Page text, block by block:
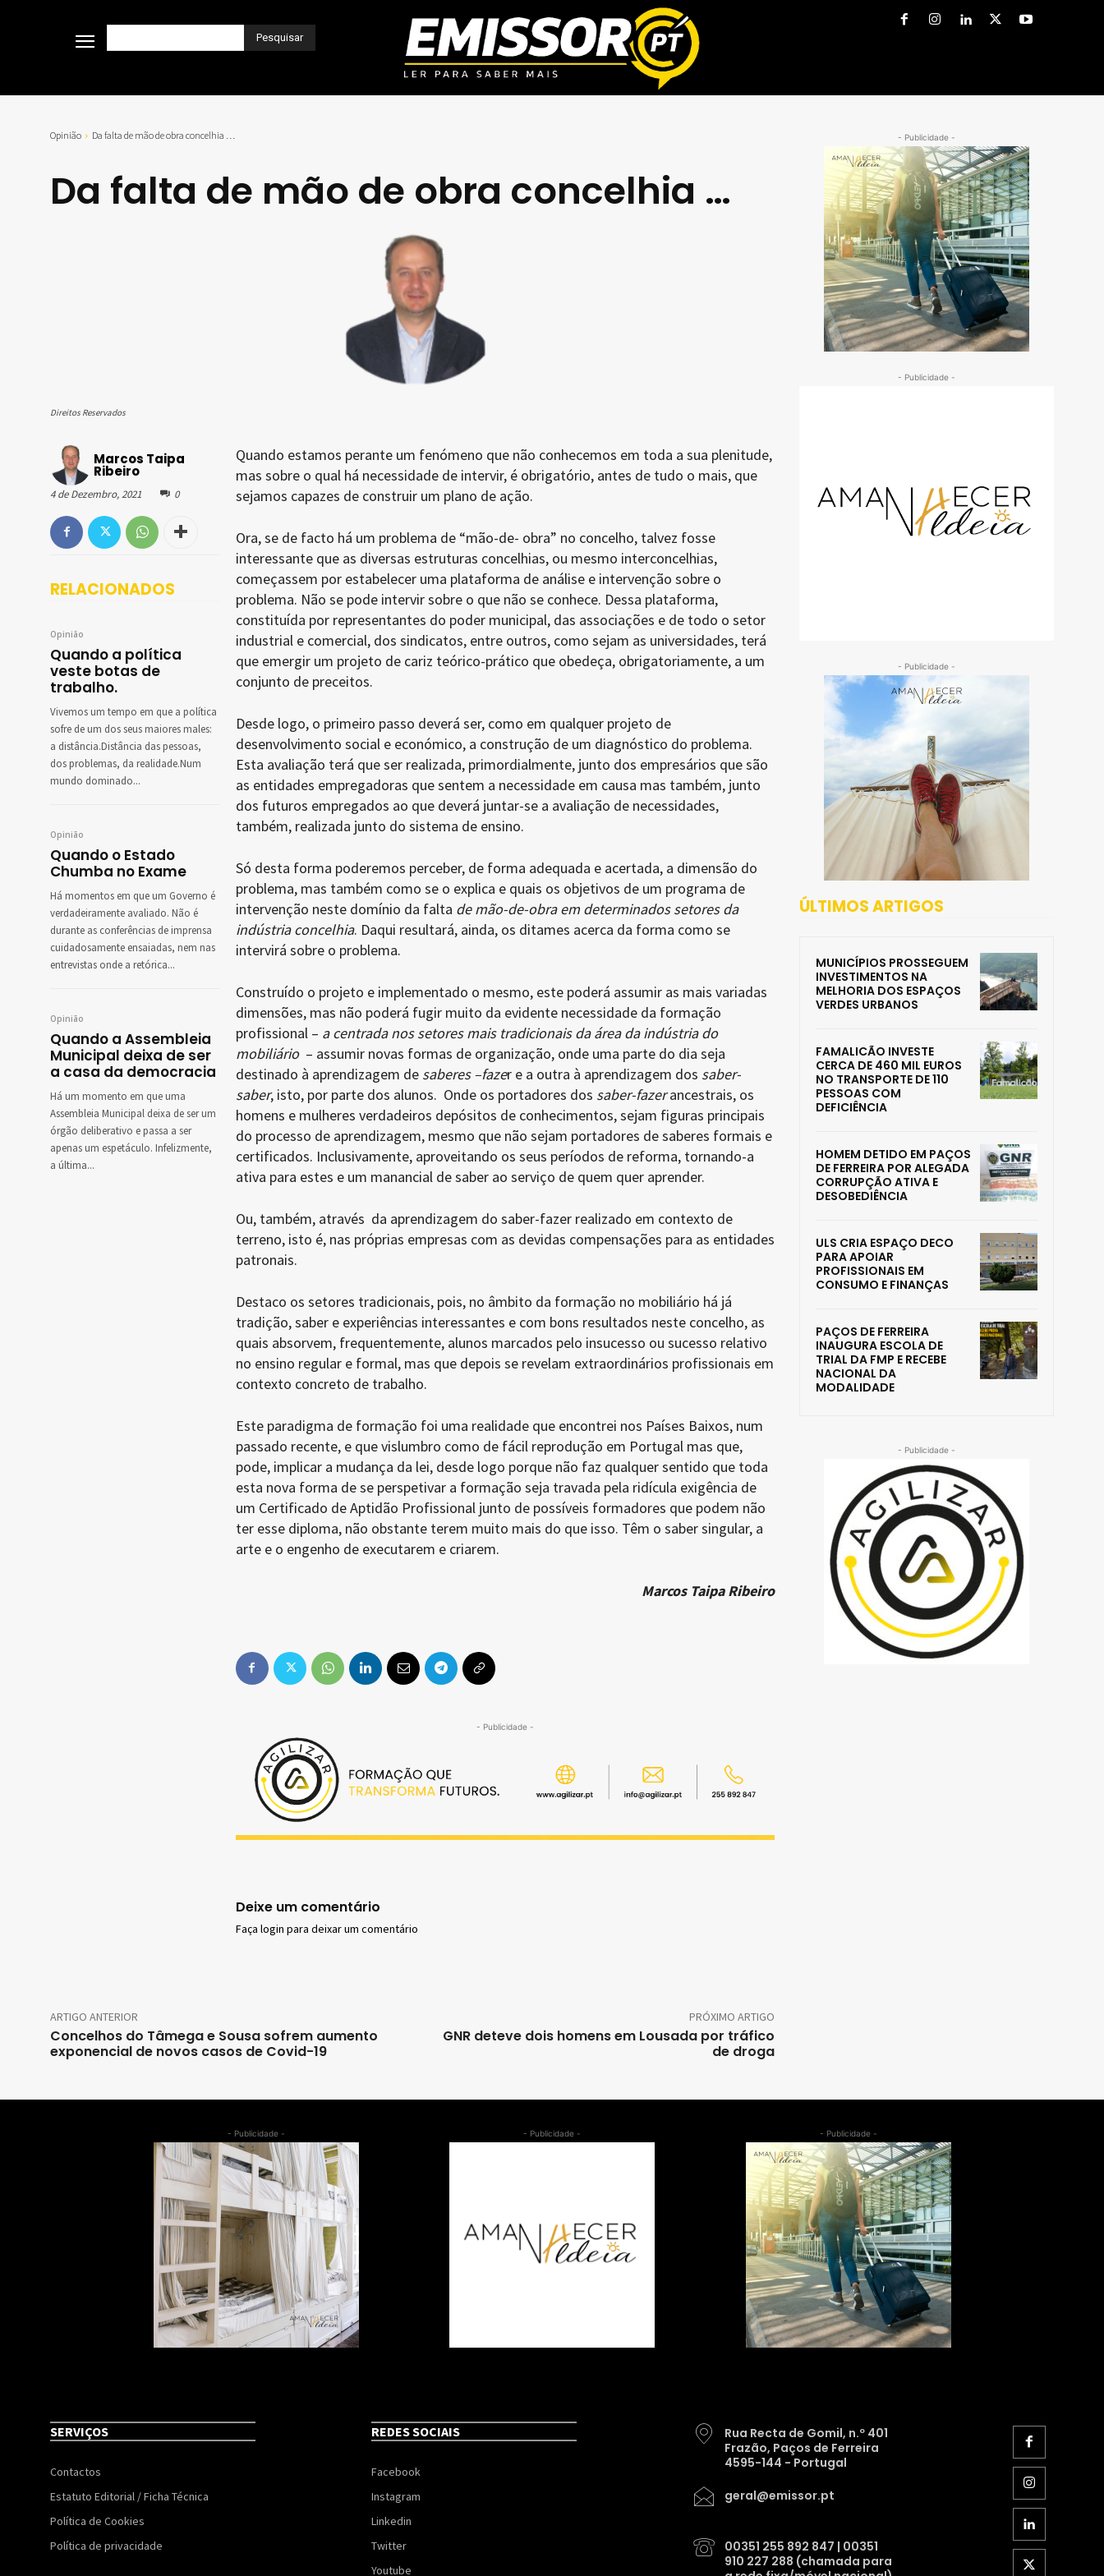
Pesquisar
Opinião Da falta de mão de obra concelhia …
Da falta de mão de obra concelhia …
Direitos Reservados
Marcos Taipa
Ribeiro
4 de Dezembro, 2021 0
RELACIONADOS
Opinião
Quando a política
veste botas de
trabalho.
Vivemos um tempo em que a política
sofre de um dos seus maiores males:
a distância.Distância das pessoas,
dos problemas, da realidade.Num
mundo dominado...
Opinião
Quando o Estado
Chumba no Exame
Há momentos em que um Governo é
verdadeiramente avaliado. Não é
durante as conferências de imprensa
cuidadosamente ensaiadas, nem nas
entrevistas onde a retórica...
Opinião
Quando a Assembleia
Municipal deixa de ser
a casa da democracia
Há um momento em que uma
Assembleia Municipal deixa de ser um
órgão deliberativo e passa a ser
apenas um espetáculo. Infelizmente,
a última...
Quando estamos perante um fenómeno que não conhecemos em toda a sua plenitude,
mas sobre o qual há necessidade de intervir, é obrigatório, antes de tudo o mais, que
sejamos capazes de construir um plano de ação.
Ora, se de facto há um problema de “mão-de- obra” no concelho, talvez fosse
interessante que as diversas estruturas concelhias, ou mesmo interconcelhias,
começassem por estabelecer uma plataforma de análise e intervenção sobre o
problema. Não se pode intervir sobre o que não se conhece. Dessa plataforma,
constituída por representantes do poder municipal, das associações e de todo o setor
industrial e comercial, dos sindicatos, entre outros, como sejam as universidades, terá
que emergir um projeto de cariz teórico-prático que obedeça, obrigatoriamente, a um
conjunto de preceitos.
Desde logo, o primeiro passo deverá ser, como em qualquer projeto de
desenvolvimento social e económico, a construção de um diagnóstico do problema.
Esta avaliação terá que ser realizada, primordialmente, junto dos empresários que são
as entidades empregadoras que sentem a necessidade em causa mas também, junto
dos futuros empregados ao que deverá juntar-se a avaliação de necessidades,
também, realizada junto do sistema de ensino.
Só desta forma poderemos perceber, de forma adequada e acertada, a dimensão do
problema, mas também como se o explica e quais os objetivos de um programa de
intervenção neste domínio da falta de mão-de-obra em determinados setores da
indústria concelhia. Daqui resultará, ainda, os ditames acerca da forma como se
intervirá sobre o problema.
Construído o projeto e implementado o mesmo, este poderá assumir as mais variadas
dimensões, mas não poderá fugir muito da evidente necessidade da formação
profissional – a centrada nos setores mais tradicionais da área da indústria do
mobiliário– assumir novas formas de organização, onde uma parte do dia seja
destinado à aprendizagem de saberes –fazer e a outra à aprendizagem dos saber-
saber, isto, por parte dos alunos. Onde os portadores dos saber-fazerancestrais, os
homens e mulheres verdadeiros depósitos de conhecimentos, sejam figuras principais
do processo de aprendizagem, mesmo que não sejam portadores de saberes formais e
certificados. Inclusivamente, aproveitando os seus períodos de reforma, tornando-a
ativa para estes e um manancial de saber ao serviço de quem quer aprender.
Ou, também, através da aprendizagem do saber-fazer realizado em contexto de
terreno, isto é, nas próprias empresas com as devidas compensações para as entidades
patronais.
Destaco os setores tradicionais, pois, no âmbito da formação no mobiliário há já
tradição, saber e experiências interessantes e com bons resultados neste concelho, as
quais absorvem, frequentemente, alunos marcados pelo insucesso ou sucesso relativo
no ensino regular e formal, mas que depois se revelam extraordinários profissionais em
contexto concreto de trabalho.
Este paradigma de formação foi uma realidade que encontrei nos Países Baixos, num
passado recente, e que vislumbro como de fácil reprodução em Portugal mas que,
pode, implicar a mudança da lei, desde logo porque não faz qualquer sentido que toda
esta nova forma de se perspetivar a formação seja travada pela ridícula exigência de
um Certificado de Aptidão Profissional junto de possíveis formadores que podem não
ter esse diploma, não obstante terem muito mais do que isso. Têm o saber singular, a
arte e o engenho de executarem e criarem.
Marcos Taipa Ribeiro
- Publicidade -
Deixe um comentário
Faça login para deixar um comentário
ARTIGO ANTERIOR
Concelhos do Tâmega e Sousa sofrem aumento
exponencial de novos casos de Covid-19
PRÓXIMO ARTIGO
GNR deteve dois homens em Lousada por tráfico
de droga
- Publicidade -
- Publicidade -
- Publicidade -
ÚLTIMOS ARTIGOS
MUNICÍPIOS PROSSEGUEM
INVESTIMENTOS NA
MELHORIA DOS ESPAÇOS
VERDES URBANOS
FAMALICÃO INVESTE
CERCA DE 460 MIL EUROS
NO TRANSPORTE DE 110
PESSOAS COM
DEFICIÊNCIA
HOMEM DETIDO EM PAÇOS
DE FERREIRA POR ALEGADA
CORRUPÇÃO ATIVA E
DESOBEDIÊNCIA
ULS CRIA ESPAÇO DECO
PARA APOIAR
PROFISSIONAIS EM
CONSUMO E FINANÇAS
PAÇOS DE FERREIRA
INAUGURA ESCOLA DE
TRIAL DA FMP E RECEBE
NACIONAL DA
MODALIDADE
- Publicidade -
- Publicidade - - Publicidade - - Publicidade -
SERVIÇOS
Contactos
Estatuto Editorial / Ficha Técnica
Política de Cookies
Política de privacidade
REDES SOCIAIS
Facebook
Instagram
Linkedin
Twitter
Youtube
Rua Recta de Gomil, n.º 401
Frazão, Paços de Ferreira
4595-144 - Portugal
geral@emissor.pt
00351 255 892 847 | 00351
910 227 288 (chamada para